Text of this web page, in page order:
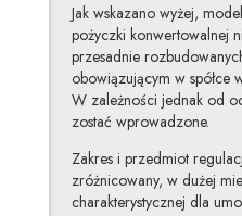
Jak wskazano wyżej,
pożyczki konwertowalnej
przesadnie
obowiązującym w spółce
W zależności jednak od
zostać wprowadzone.
Zakres i przedmiot
zróżnicowany, w dużej
charakterystycznej dla